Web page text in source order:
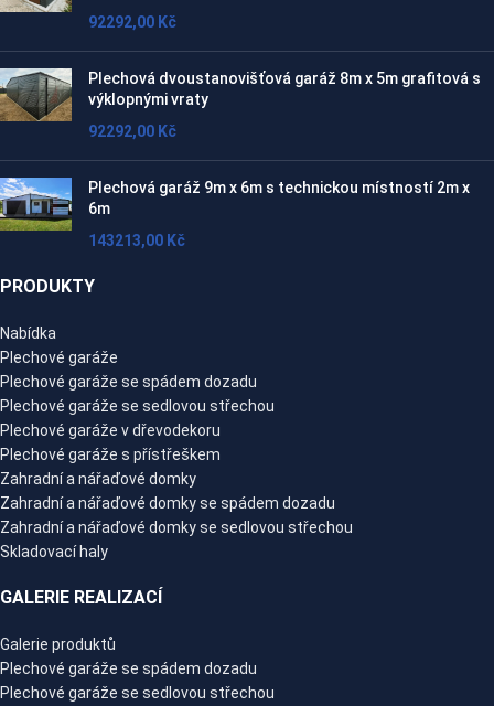
92292,00 Kč
Plechová dvoustanovišťová garáž 8m x 5m grafitová s
výklopnými vraty
92292,00 Kč
Plechová garáž 9m x 6m s technickou místností 2m x
6m
143213,00 Kč
PRODUKTY
Nabídka
Plechové garáže
Plechové garáže se spádem dozadu
Plechové garáže se sedlovou střechou
Plechové garáže v dřevodekoru
Plechové garáže s přístřeškem
Zahradní a nářaďové domky
Zahradní a nářaďové domky se spádem dozadu
Zahradní a nářaďové domky se sedlovou střechou
Skladovací haly
GALERIE REALIZACÍ
Galerie produktů
Plechové garáže se spádem dozadu
Plechové garáže se sedlovou střechou